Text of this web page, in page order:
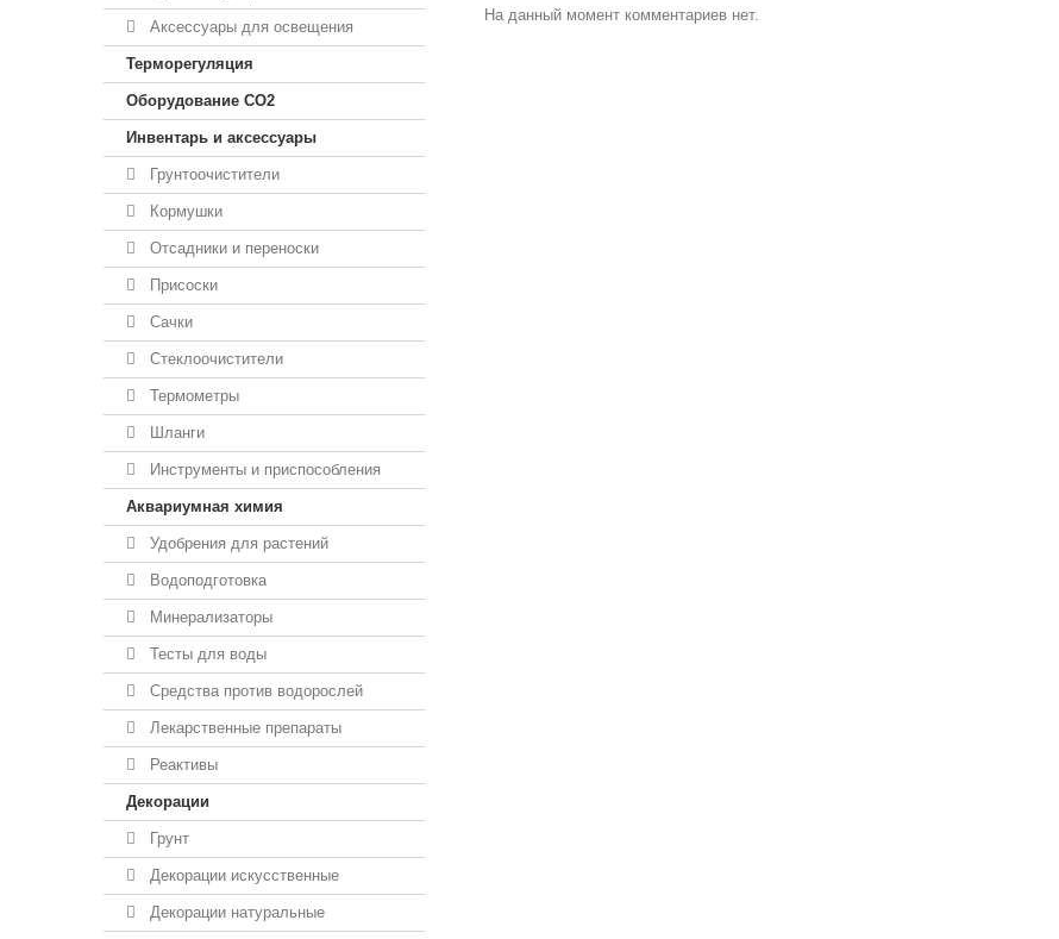
Аксессуары для освещения
Терморегуляция
Оборудование CO2
Инвентарь и аксессуары
Грунтоочистители
Кормушки
Отсадники и переноски
Присоски
Сачки
Стеклоочистители
Термометры
Шланги
Инструменты и приспособления
Аквариумная химия
Удобрения для растений
Водоподготовка
Минерализаторы
Тесты для воды
Средства против водорослей
Лекарственные препараты
Реактивы
Декорации
Грунт
Декорации искусственные
Декорации натуральные
На данный момент комментариев нет.